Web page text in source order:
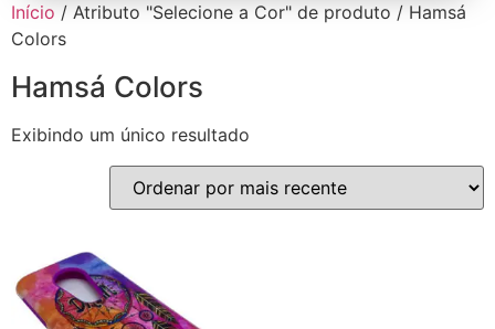
Início / Atributo "Selecione a Cor" de produto / Hamsá
Colors
Hamsá Colors
Exibindo um único resultado